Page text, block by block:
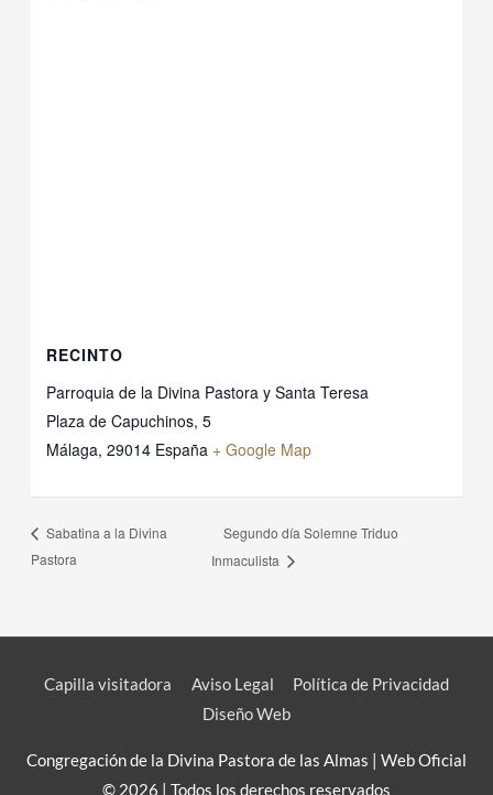
RECINTO
Parroquia de la Divina Pastora y Santa Teresa
Plaza de Capuchinos, 5
Málaga, 29014 España + Google Map
Sabatina a la Divina
Pastora
Segundo día Solemne Triduo
Inmaculista
Capilla visitadora Aviso Legal
Política de Privacidad
Diseño Web
Congregación de la Divina Pastora de las Almas | Web Oficial
© 2026 | Todos los derechos reservados